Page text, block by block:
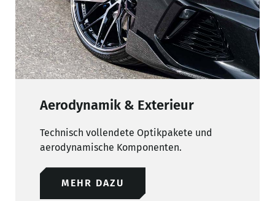
Aerodynamik & Exterieur
Technisch vollendete Optikpakete und
aerodynamische Komponenten.
MEHR DAZU